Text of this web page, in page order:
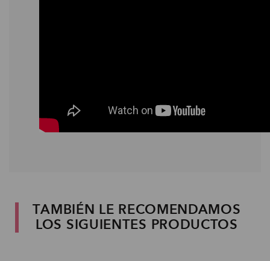
TAMBIÉN LE RECOMENDAMOS
LOS SIGUIENTES PRODUCTOS